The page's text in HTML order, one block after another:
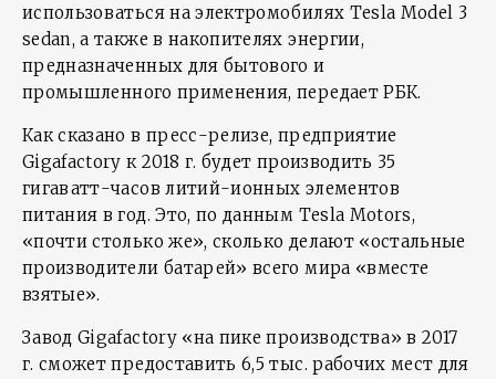
использоваться на электромобилях Tesla Model 3
sedan, а также в накопителях энергии,
предназначенных для бытового и
промышленного применения, передает РБК.
Как сказано в пресс-релизе, предприятие
Gigafactory к 2018 г. будет производить 35
гигаватт-часов литий-ионных элементов
питания в год. Это, по данным Tesla Motors,
«почти столько же», сколько делают «остальные
производители батарей» всего мира «вместе
взятые».
Завод Gigafactory «на пике производства» в 2017
г. сможет предоставить 6,5 тыс. рабочих мест для